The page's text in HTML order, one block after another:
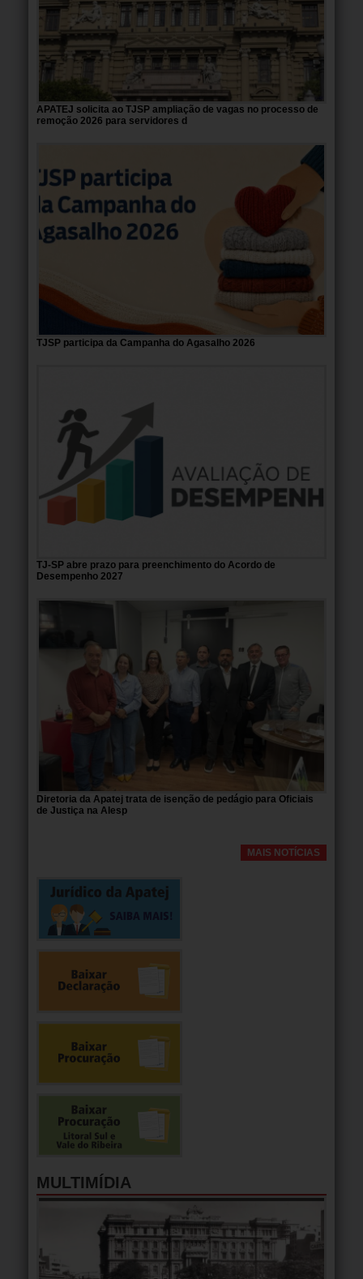
APATEJ solicita ao TJSP ampliação de vagas no processo de
remoção 2026 para servidores d
TJSP participa da Campanha do Agasalho 2026
TJ-SP abre prazo para preenchimento do Acordo de
Desempenho 2027
Diretoria da Apatej trata de isenção de pedágio para Oficiais
de Justiça na Alesp
MAIS NOTÍCIAS
MULTIMÍDIA